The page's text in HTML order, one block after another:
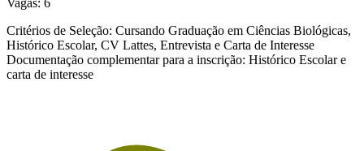
Critérios de Seleção: Cursando Graduação em Ciências Biológicas,
Histórico Escolar, CV Lattes, Entrevista e Carta de Interesse
Documentação complementar para a inscrição: Histórico Escolar e
carta de interesse